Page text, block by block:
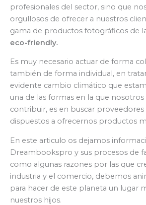
profesionales del sector, sino que
orgullosos de ofrecer a nuestros
gama de productos fotográficos de
eco-friendly.
Es muy necesario actuar de forma
también de forma individual, en
evidente cambio climático que
una de las formas en la que
contribuir, es en buscar proveedores
dispuestos a ofrecernos productos
En este articulo os dejamos
Dreambookspro y sus procesos de
como algunas razones por las que
industria y el comercio, debemos
para hacer de este planeta un lugar
nuestros hijos.